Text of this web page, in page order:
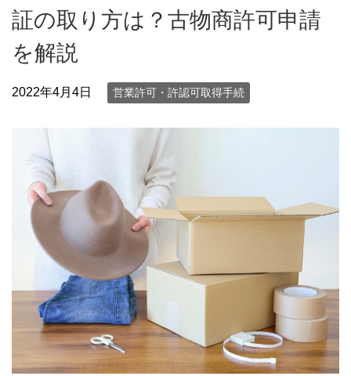
証の取り方は？古物商許可申請
を解説
2022年4月4日 営業許可・許認可取得手続